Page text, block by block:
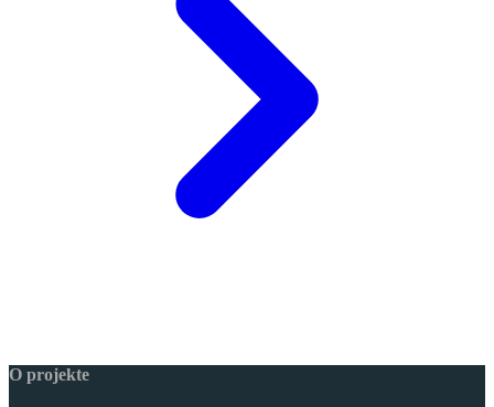
O projekte